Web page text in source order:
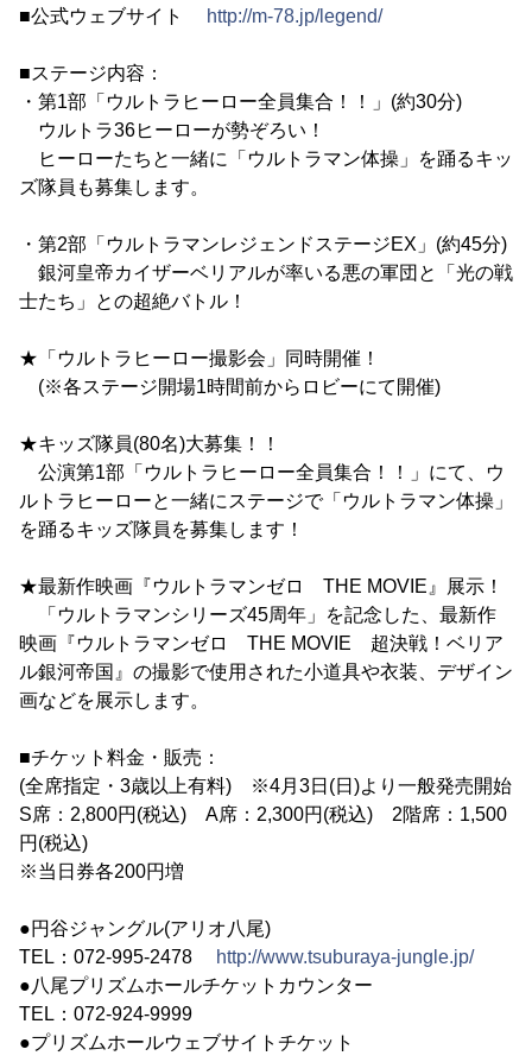
■公式ウェブサイト http://m-78.jp/legend/
■ステージ内容：
・第1部「ウルトラヒーロー全員集合！！」(約30分)
ウルトラ36ヒーローが勢ぞろい！
ヒーローたちと一緒に「ウルトラマン体操」を踊るキッ
ズ隊員も募集します。
・第2部「ウルトラマンレジェンドステージEX」(約45分)
銀河皇帝カイザーベリアルが率いる悪の軍団と「光の戦
士たち」との超絶バトル！
★「ウルトラヒーロー撮影会」同時開催！
(※各ステージ開場1時間前からロビーにて開催)
★キッズ隊員(80名)大募集！！
公演第1部「ウルトラヒーロー全員集合！！」にて、ウ
ルトラヒーローと一緒にステージで「ウルトラマン体操」
を踊るキッズ隊員を募集します！
★最新作映画『ウルトラマンゼロ THE MOVIE』展示！
「ウルトラマンシリーズ45周年」を記念した、最新作
映画『ウルトラマンゼロ THE MOVIE 超決戦！ベリア
ル銀河帝国』の撮影で使用された小道具や衣装、デザイン
画などを展示します。
■チケット料金・販売：
(全席指定・3歳以上有料) ※4月3日(日)より一般発売開始
S席：2,800円(税込) A席：2,300円(税込) 2階席：1,500
円(税込)
※当日券各200円増
●円谷ジャングル(アリオ八尾)
TEL：072-995-2478
http://www.tsuburaya-jungle.jp/
●八尾プリズムホールチケットカウンター
TEL：072-924-9999
●プリズムホールウェブサイトチケット